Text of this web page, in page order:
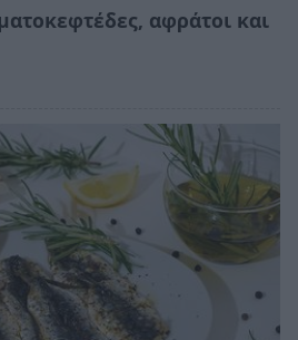
αφράτοι και